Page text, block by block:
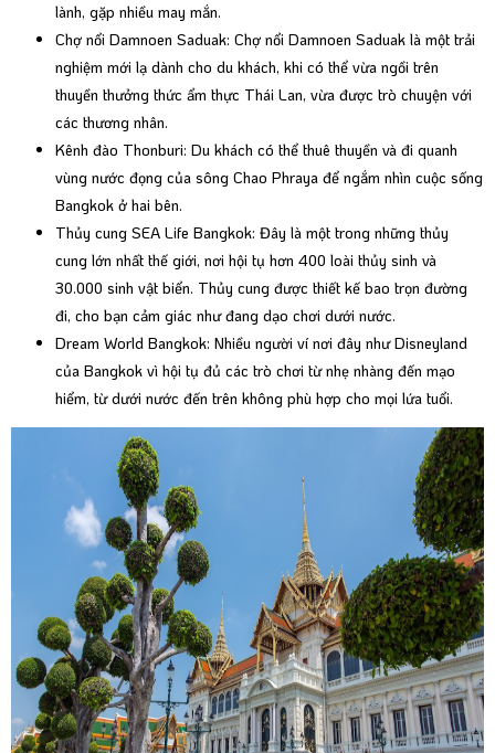
lành, gặp nhiều may mắn.
Chợ nổi Damnoen Saduak: Chợ nổi Damnoen Saduak là một trải
nghiệm mới lạ dành cho du khách, khi có thể vừa ngồi trên
thuyền thưởng thức ẩm thực Thái Lan, vừa được trò chuyện với
các thương nhân.
Kênh đào Thonburi: Du khách có thể thuê thuyền và đi quanh
vùng nước đọng của sông Chao Phraya để ngắm nhìn cuộc sống
Bangkok ở hai bên.
Thủy cung SEA Life Bangkok: Đây là một trong những thủy
cung lớn nhất thế giới, nơi hội tụ hơn 400 loài thủy sinh và
30.000 sinh vật biển. Thủy cung được thiết kế bao trọn đường
đi, cho bạn cảm giác như đang dạo chơi dưới nước.
Dream World Bangkok: Nhiều người ví nơi đây như Disneyland
của Bangkok vì hội tụ đủ các trò chơi từ nhẹ nhàng đến mạo
hiểm, từ dưới nước đến trên không phù hợp cho mọi lứa tuổi.